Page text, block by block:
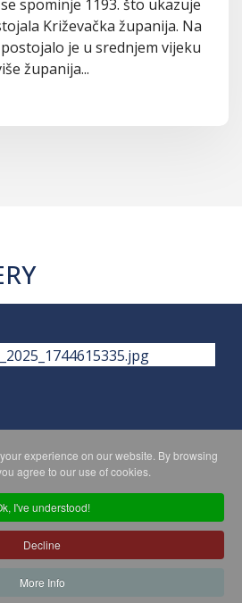
spominje 1193. što ukazuje
Križevačka županija. Na
je u srednjem vijeku
županija...
POLICY MAPA WEBA
- križevačka županija. All Rights
Reserved.
experience on our website. By browsing
agree to our use of cookies.
I've understood!
Decline
More Info